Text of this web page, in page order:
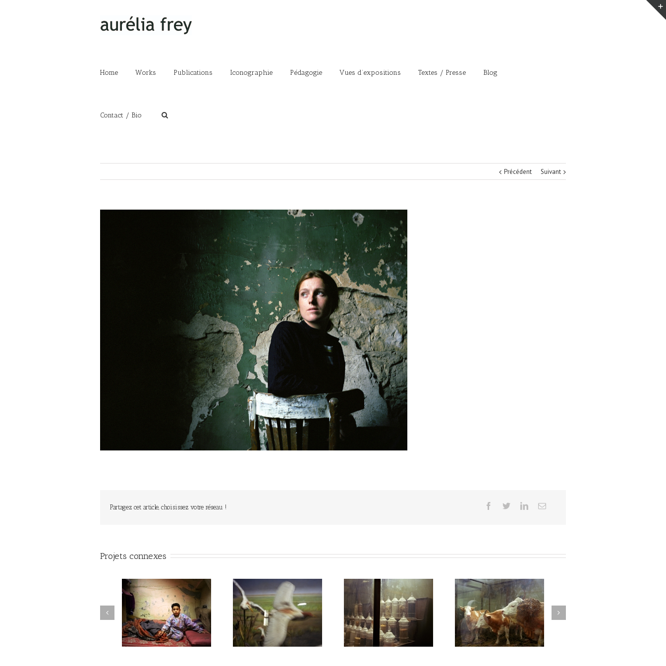
Home Works Publications Iconographie Pédagogie Vues d’expositions Textes / Presse Blog
Contact / Bio
Précédent Suivant
Partagez cet article, choisissez votre réseau !
Projets connexes
Juste avant l’orage #020 Juste avant l’orage #019 Juste avant l’orage #018 Juste avant l’orage #017